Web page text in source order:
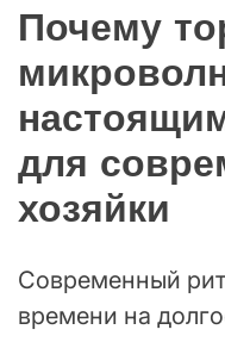
Почему
для
хозяйки
Современный
времени на